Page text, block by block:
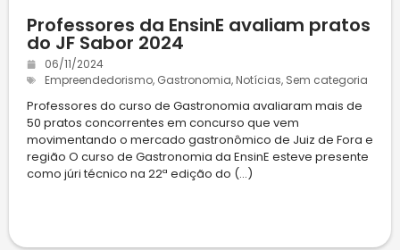
Professores da EnsinE avaliam pratos
do JF Sabor 2024
06/11/2024
Empreendedorismo, Gastronomia, Notícias, Sem categoria
Professores do curso de Gastronomia avaliaram mais de
50 pratos concorrentes em concurso que vem
movimentando o mercado gastronômico de Juiz de Fora e
região O curso de Gastronomia da EnsinE esteve presente
como júri técnico na 22ª edição do (...)